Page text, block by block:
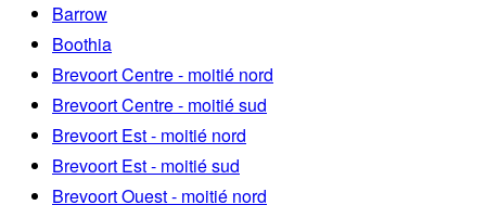
Barrow
Boothia
Brevoort Centre - moitié nord
Brevoort Centre - moitié sud
Brevoort Est - moitié nord
Brevoort Est - moitié sud
Brevoort Ouest - moitié nord